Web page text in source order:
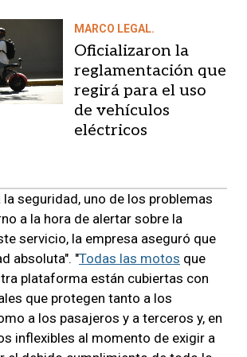
MARCO LEGAL.
Oficializaron la
reglamentación que
regirá para el uso
de vehículos
eléctricos
la seguridad, uno de los problemas
a la hora de alertar sobre la
servicio, la empresa aseguró que
absoluta". "Todas las motos que
plataforma están cubiertas con
que protegen tanto a los
a los pasajeros y a terceros y, en
inflexibles al momento de exigir a